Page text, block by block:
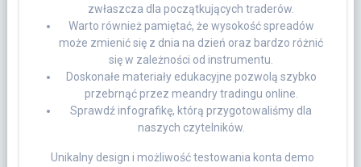
zwłaszcza dla początkujących traderów.
Warto również pamiętać, że wysokość spreadów
może zmienić się z dnia na dzień oraz bardzo różnić
się w zależności od instrumentu.
Doskonałe materiały edukacyjne pozwolą szybko
przebrnąć przez meandry tradingu online.
Sprawdź infografikę, którą przygotowaliśmy dla
naszych czytelników.
Unikalny design i możliwość testowania konta demo